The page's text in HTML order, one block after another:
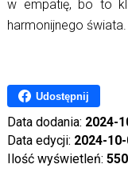
w empatię, bo to
harmonijnego świata.
Udostępnij
Data dodania: 2024-
Data edycji: 2024-
Ilość wyświetleń: 550